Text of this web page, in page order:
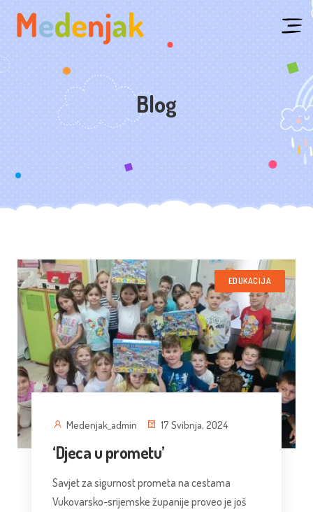
Blog
EDUKACIJA
Medenjak_admin 17 Svibnja, 2024
‘Djeca u prometu’
Savjet za sigurnost prometa na cestama
Vukovarsko-srijemske županije proveo je još